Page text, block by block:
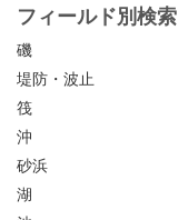
フィールド別検索
磯
堤防・波止
筏
沖
砂浜
湖